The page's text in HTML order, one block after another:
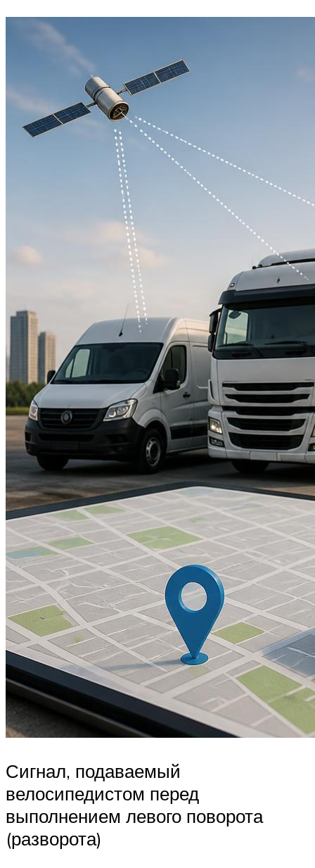
Сигнал, подаваемый
велосипедистом перед
выполнением левого поворота
(разворота)